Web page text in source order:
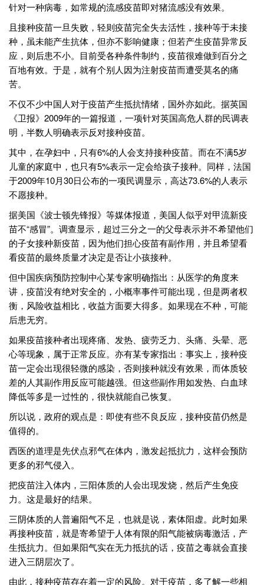
针对一种病毒，如常规的流感疫苗即对猪流感没有效果。
且接种疫苗一旦失败，轻则疫苗完全失去活性，接种等于未接
种，虽未能产生抗体，但亦不影响健康；但若产生疫苗异常反
应，则后患不小。目前受各种条件制约，疫苗很难做到百分之
百地有效。于是，就有个别人因为注射疫苗而遭受莫名的痛
苦。
不仅不少中国人对于疫苗产生抵抗情绪，国外亦如此。据英国
《卫报》2009年的一篇报道，一项针对英国高危人群的民调表
明，半数人明确表示反对接种疫苗。
其中，在孕妇中，只有6%的人会支持接种疫苗。而在不满5岁
儿童的家庭中，也只有5%表示一定会给孩子接种。同样，法国
于2009年10月30日公布的一项民调显示，高达73.6%的人表示
不愿接种。
据美国《波士顿先锋报》等媒体报道，美国人似乎对甲流新疫
苗不“感冒”。调查显示，超过三分之一的父母表示并不希望他们
的子女接种新疫苗，因为他们担心疫苗有副作用，并且希望看
看疫苗的最终质量才决定是否让小孩接种。
但中国疾病预防控制中心某专家明确指出：从医学的角度来
讲，疫苗没有绝对安全的，小概率事件可能出现，但是两者权
衡，风险收益相比，收益方面要大得多。如果现在不种，可能
后患无穷。
如果疫苗接种者出现疼痛、发热、疲劳乏力、头痛、头晕、恶
心等现象，属于正常反应。亦有某专家指出：事实上，接种疫
苗一定会出现很轻微的感染，否则接种就没有效果，而体质较
差的人其副作用反应可能越强。但这些副作用如发热、白血球
降低等多是一过性的，很快就能自己恢复。
所以说，政府的观点是：即使有些不良反应，接种疫苗仍然是
值得的。
西医的道理是先伏点邪气在体内，激发起抵抗力，这样会预防
更多的邪气侵入。
把疫苗注入体内，三阳体质的人会出现发烧，然后产生免疫
力。这是最好的结果。
三阴体质的人普遍阳气不足，也就是说，素体阳虚。此时如果
再接种疫苗，就是寄希望于人体有限的阳气能被病毒激活，产
生抵抗力。但如果阳气实在无力抵抗的话，疫苗之毒就会直接
进入三阴层次了。
由此，接种疫苗存在着一定的风险。对于疫苗，多了解一些相